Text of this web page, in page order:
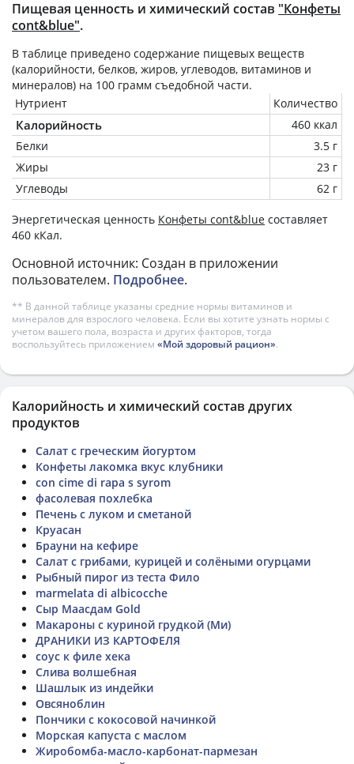
Пищевая ценность и химический состав "Конфеты
cont&blue".
В таблице приведено содержание пищевых веществ
(калорийности, белков, жиров, углеводов, витаминов и
минералов) на 100 грамм съедобной части.
Нутриент
Количество
Калорийность
460 ккал
Белки
3.5 г
Жиры
23 г
Углеводы
62 г
Энергетическая ценность Конфеты cont&blue составляет
460 кКал.
Основной источник: Создан в приложении
пользователем. Подробнее.
** В данной таблице указаны средние нормы витаминов и
минералов для взрослого человека. Если вы хотите узнать нормы с
учетом вашего пола, возраста и других факторов, тогда
воспользуйтесь приложением «Мой здоровый рацион».
Калорийность и химический состав других
продуктов
Салат с греческим йогуртом
Конфеты лакомка вкус клубники
con cime di rapa s syrom
фасолевая похлебка
Печень с луком и сметаной
Круасан
Брауни на кефире
Салат с грибами, курицей и солёными огурцами
Рыбный пирог из теста Фило
marmelata di albicocche
Сыр Маасдам Gold
Макароны с куриной грудкой (Ми)
ДРАНИКИ ИЗ КАРТОФЕЛЯ
соус к филе хека
Слива волшебная
Шашлык из индейки
Овсяноблин
Пончики с кокосовой начинкой
Морская капуста с маслом
Жиробомба-масло-карбонат-пармезан